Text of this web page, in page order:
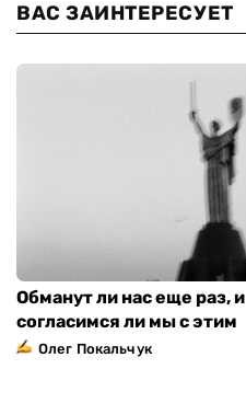
ВАС ЗАИНТЕРЕСУЕТ
Обманут ли нас еще раз, и
согласимся ли мы с этим
Олег Покальчук